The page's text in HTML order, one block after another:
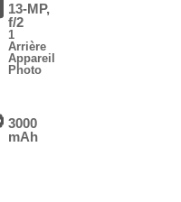
13-MP,
f/2
1
Arrière
Appareil
Photo
3000
mAh